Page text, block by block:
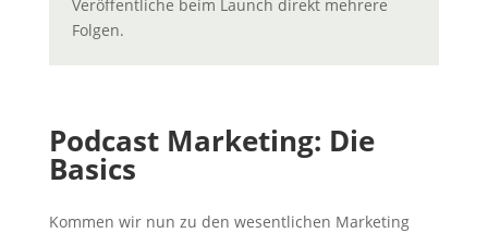
Veröffentliche beim Launch direkt mehrere
Folgen.
Podcast Marketing: Die
Basics
Kommen wir nun zu den wesentlichen Marketing